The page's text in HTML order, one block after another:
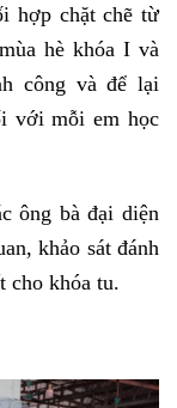
hợp chặt chẽ từ
hè khóa I và
công và để lại
với mỗi em học
ông bà đại diện
khảo sát đánh
cho khóa tu.